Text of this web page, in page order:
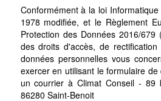
Conformément à la loi
1978 modifiée, et le Règlement
Protection des Données 2016/679
des droits d'accès, de
données personnelles vous
exercer en utilisant le formulaire
un courrier à Climat Conseil - 89
86280 Saint-Benoit